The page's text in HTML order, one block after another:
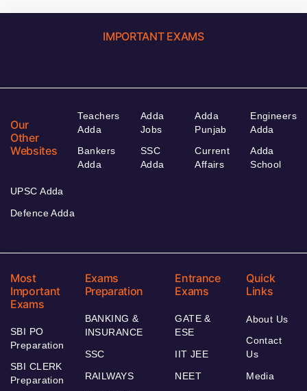
IMPORTANT EXAMS
Our
Other
Websites
Teachers
Adda
Bankers
Adda
Adda
Jobs
SSC
Adda
Adda
Punjab
Current
Affairs
Engineers
Adda
Adda
School
UPSC Adda
Defence Adda
Most
Important
Exams
SBI PO
Preparation
SBI CLERK
Preparation
Exams
Preparation
BANKING &
INSURANCE
SSC
RAILWAYS
Entrance
Exams
GATE &
ESE
IIT JEE
NEET
Quick
Links
About Us
Contact
Us
Media